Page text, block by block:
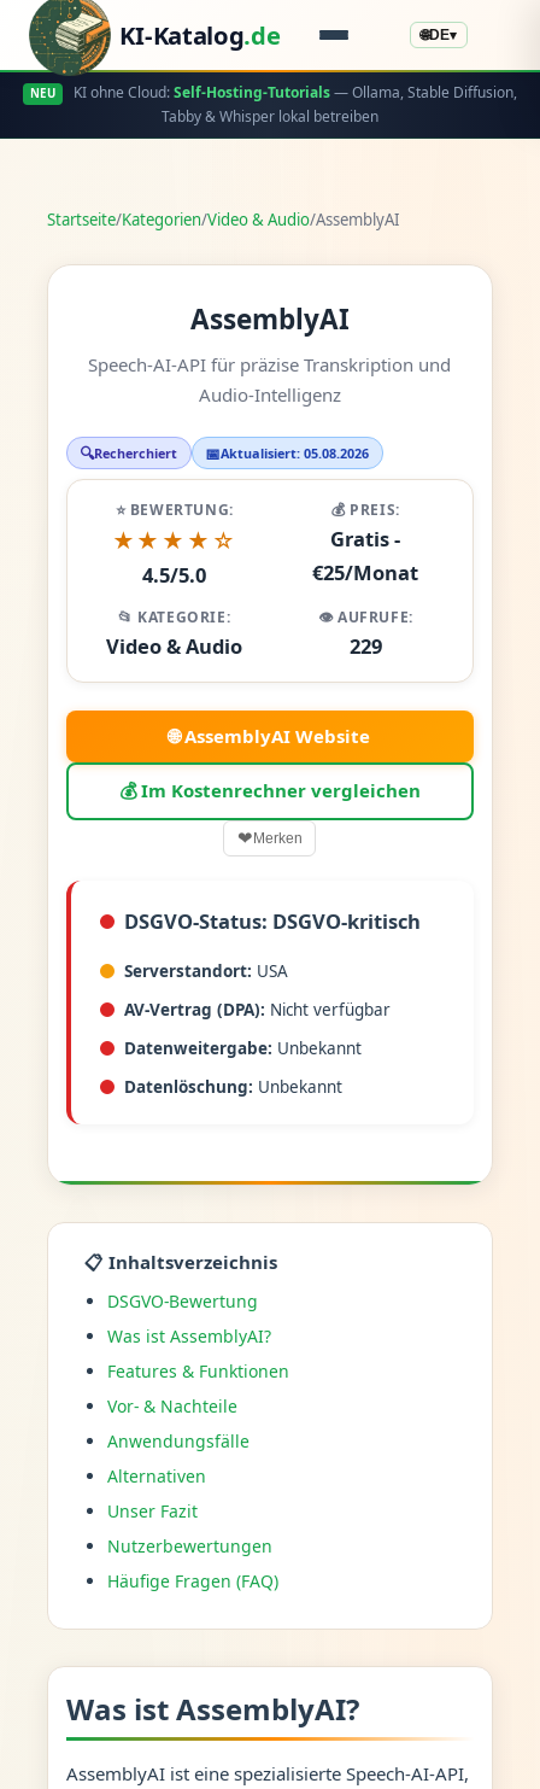
KI-Katalog.de 🌐DE▾
NEU KI ohne Cloud:Self-Hosting-Tutorials— Ollama, Stable Diffusion,
Tabby & Whisper lokal betreiben
Startseite/Kategorien/Video & Audio/AssemblyAI
AssemblyAI
Speech-AI-API für präzise Transkription und
Audio-Intelligenz
🔍Recherchiert 📅Aktualisiert: 05.08.2026
⭐ BEWERTUNG:
★★★★☆
4.5/5.0
💰 PREIS:
Gratis -
€25/Monat
📂 KATEGORIE:
Video & Audio
👁️ AUFRUFE:
229
🌐 AssemblyAI Website
💰 Im Kostenrechner vergleichen
❤Merken
DSGVO-Status: DSGVO-kritisch
Serverstandort: USA
AV-Vertrag (DPA): Nicht verfügbar
Datenweitergabe: Unbekannt
Datenlöschung: Unbekannt
📋 Inhaltsverzeichnis
DSGVO-Bewertung
Was ist AssemblyAI?
Features & Funktionen
Vor- & Nachteile
Anwendungsfälle
Alternativen
Unser Fazit
Nutzerbewertungen
Häufige Fragen (FAQ)
Was ist AssemblyAI?
AssemblyAI ist eine spezialisierte Speech-AI-API,